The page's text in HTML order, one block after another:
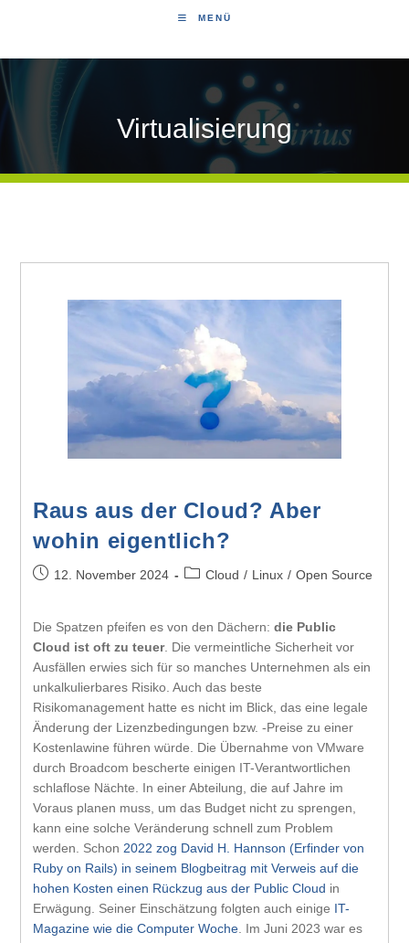
MENÜ
Virtualisierung
Raus aus der Cloud? Aber
wohin eigentlich?
12. November 2024 Cloud / Linux / Open Source
Die Spatzen pfeifen es von den Dächern: die Public
Cloud ist oft zu teuer. Die vermeintliche Sicherheit vor
Ausfällen erwies sich für so manches Unternehmen als ein
unkalkulierbares Risiko. Auch das beste
Risikomanagement hatte es nicht im Blick, das eine legale
Änderung der Lizenzbedingungen bzw. -Preise zu einer
Kostenlawine führen würde. Die Übernahme von VMware
durch Broadcom bescherte einigen IT-Verantwortlichen
schlaflose Nächte. In einer Abteilung, die auf Jahre im
Voraus planen muss, um das Budget nicht zu sprengen,
kann eine solche Veränderung schnell zum Problem
werden. Schon 2022 zog David H. Hannson (Erfinder von
Ruby on Rails) in seinem Blogbeitrag mit Verweis auf die
hohen Kosten einen Rückzug aus der Public Cloud in
Erwägung. Seiner Einschätzung folgten auch einige IT-
Magazine wie die Computer Woche. Im Juni 2023 war es